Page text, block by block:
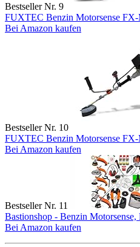
Bestseller Nr. 9
FUXTEC Benzin Motorsense
Bei Amazon kaufen
Bestseller Nr. 10
FUXTEC Benzin Motorsense
Bei Amazon kaufen
Bestseller Nr. 11
Bastionshop - Benzin Motorsense,
Bei Amazon kaufen